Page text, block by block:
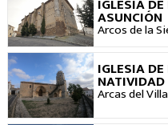
IGLESIA
ASUNCIÓN
Arcos de la
IGLESIA
NATIVIDAD
Arcas del